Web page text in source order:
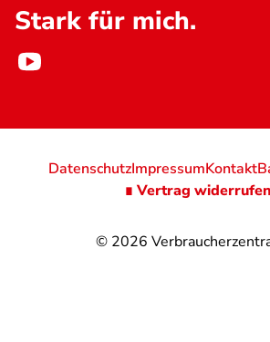
Stark für mich.
© 2026
DatenschutzImpressumKontakt
∎ Vertrag